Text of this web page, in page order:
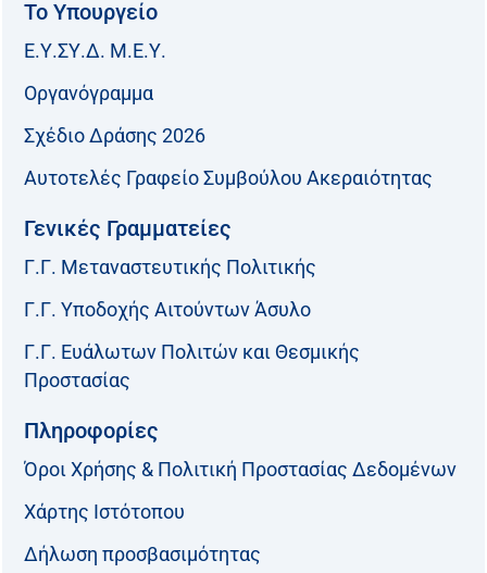
Το Υπουργείο
Ε.Υ.ΣΥ.Δ. Μ.Ε.Υ.
Οργανόγραμμα
Σχέδιο Δράσης 2026
Αυτοτελές Γραφείο Συμβούλου Ακεραιότητας
Γενικές Γραμματείες
Γ.Γ. Μεταναστευτικής Πολιτικής
Γ.Γ. Υποδοχής Αιτούντων Άσυλο
Γ.Γ. Ευάλωτων Πολιτών και Θεσμικής
Προστασίας
Πληροφορίες
Όροι Χρήσης & Πολιτική Προστασίας Δεδομένων
Χάρτης Ιστότοπου
Δήλωση προσβασιμότητας